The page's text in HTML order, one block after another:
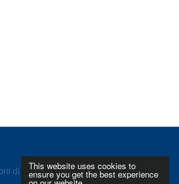
This website uses cookies to
ensure you get the best experience
di utilizzo Login